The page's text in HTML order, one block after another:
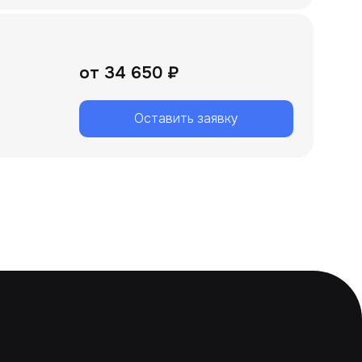
от 34 650 ₽
Оставить заявку